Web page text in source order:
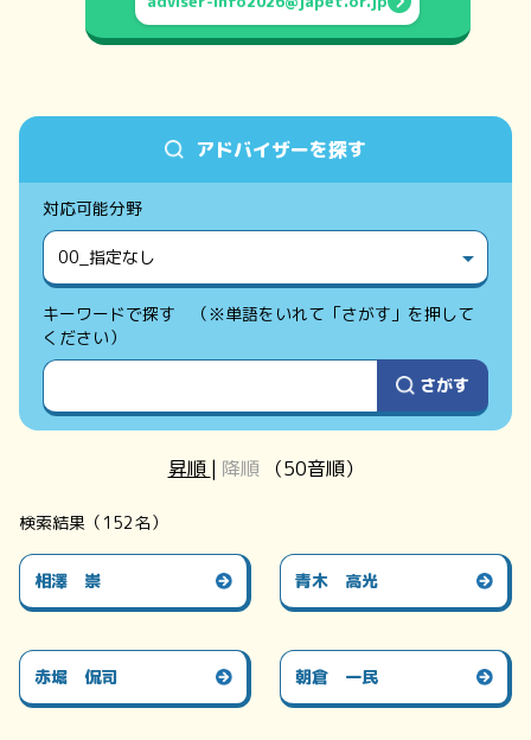
アドバイザーを探す
対応可能分野
キーワードで探す
（※単語をいれて「さがす」を押して
ください）
さがす
昇順 | 降順 （50音順）
検索結果（152名）
相澤 崇 青木 高光
赤堀 侃司 朝倉 一民